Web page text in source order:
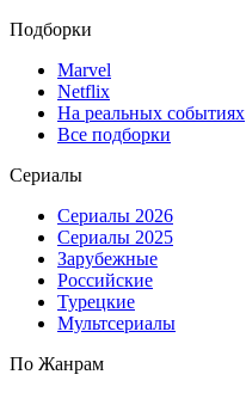
Подборки
Marvel
Netflix
На реальных событиях
Все подборки
Сериалы
Сериалы 2026
Сериалы 2025
Зарубежные
Российские
Турецкие
Мультсериалы
По Жанрам